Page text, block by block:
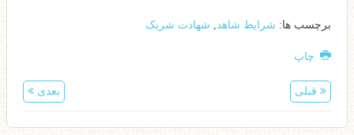
برچسب ها: شرایط شاهد, شهادت شریک
چاپ
قبلی بعدی